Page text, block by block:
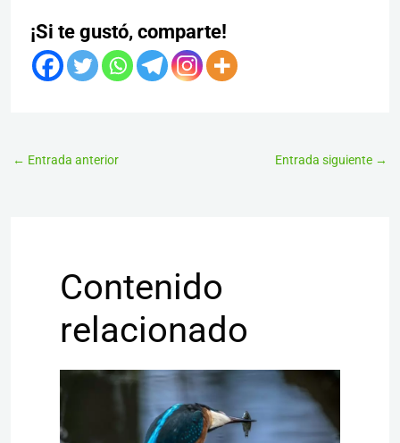
¡Si te gustó, comparte!
← Entrada anterior Entrada siguiente →
Contenido
relacionado